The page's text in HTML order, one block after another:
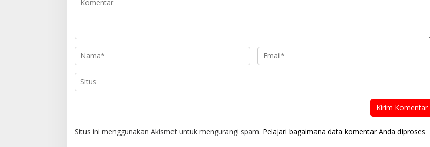
Situs ini menggunakan Akismet untuk mengurangi spam. Pelajari bagaimana data komentar Anda diproses